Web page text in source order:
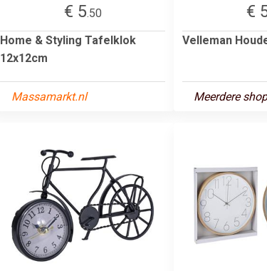
€ 5.50
Home & Styling Tafelklok
12x12cm
Massamarkt.nl
€
Velleman
Meerdere